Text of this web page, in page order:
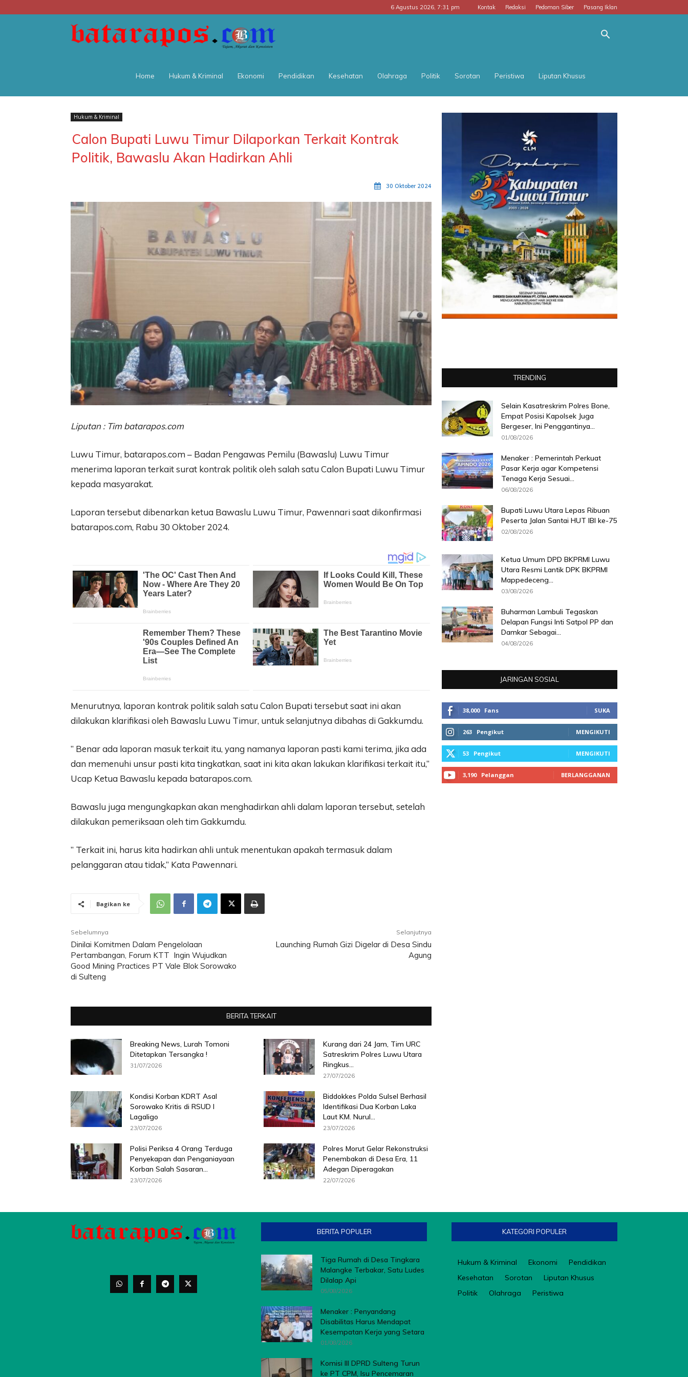
6 Agustus 2026, 7:31 pm Kontak Redaksi Pedoman Siber Pasang Iklan
POS
Home Hukum & Kriminal Ekonomi Pendidikan Kesehatan Olahraga Politik Sorotan Peristiwa Liputan Khusus
Hukum & Kriminal
Calon Bupati Luwu Timur Dilaporkan Terkait Kontrak
Politik, Bawaslu Akan Hadirkan Ahli
30 Oktober 2024
Liputan : Tim batarapos.com
Luwu Timur, batarapos.com – Badan Pengawas Pemilu (Bawaslu) Luwu Timur
menerima laporan terkait surat kontrak politik oleh salah satu Calon Bupati Luwu Timur
kepada masyarakat.
Laporan tersebut dibenarkan ketua Bawaslu Luwu Timur, Pawennari saat dikonfirmasi
batarapos.com, Rabu 30 Oktober 2024.
Menurutnya, laporan kontrak politik salah satu Calon Bupati tersebut saat ini akan
dilakukan klarifikasi oleh Bawaslu Luwu Timur, untuk selanjutnya dibahas di Gakkumdu.
” Benar ada laporan masuk terkait itu, yang namanya laporan pasti kami terima, jika ada
dan memenuhi unsur pasti kita tingkatkan, saat ini kita akan lakukan klarifikasi terkait itu,”
Ucap Ketua Bawaslu kepada batarapos.com.
Bawaslu juga mengungkapkan akan menghadirkan ahli dalam laporan tersebut, setelah
dilakukan pemeriksaan oleh tim Gakkumdu.
” Terkait ini, harus kita hadirkan ahli untuk menentukan apakah termasuk dalam
pelanggaran atau tidak,” Kata Pawennari.
Bagikan ke
Sebelumnya
Dinilai Komitmen Dalam Pengelolaan
Pertambangan, Forum KTT Ingin Wujudkan
Good Mining Practices PT Vale Blok Sorowako
di Sulteng
Selanjutnya
Launching Rumah Gizi Digelar di Desa Sindu
Agung
BERITA TERKAIT
Breaking News, Lurah Tomoni
Ditetapkan Tersangka !
31/07/2026
Kurang dari 24 Jam, Tim URC
Satreskrim Polres Luwu Utara
Ringkus...
27/07/2026
Kondisi Korban KDRT Asal
Sorowako Kritis di RSUD I
Lagaligo
23/07/2026
Biddokkes Polda Sulsel Berhasil
Identifikasi Dua Korban Laka
Laut KM. Nurul...
23/07/2026
Polisi Periksa 4 Orang Terduga
Penyekapan dan Penganiayaan
Korban Salah Sasaran...
23/07/2026
Polres Morut Gelar Rekonstruksi
Penembakan di Desa Era, 11
Adegan Diperagakan
22/07/2026
TRENDING
Selain Kasatreskrim Polres Bone,
Empat Posisi Kapolsek Juga
Bergeser, Ini Penggantinya...
01/08/2026
Menaker : Pemerintah Perkuat
Pasar Kerja agar Kompetensi
Tenaga Kerja Sesuai...
06/08/2026
Bupati Luwu Utara Lepas Ribuan
Peserta Jalan Santai HUT IBI ke-75
02/08/2026
Ketua Umum DPD BKPRMI Luwu
Utara Resmi Lantik DPK BKPRMI
Mappedeceng...
03/08/2026
Buharman Lambuli Tegaskan
Delapan Fungsi Inti Satpol PP dan
Damkar Sebagai...
04/08/2026
JARINGAN SOSIAL
38,000 Fans SUKA
263 Pengikut MENGIKUTI
53 Pengikut MENGIKUTI
3,190 Pelanggan BERLANGGANAN
BERITA POPULER
Tiga Rumah di Desa Tingkara
Malangke Terbakar, Satu Ludes
Dilalap Api
05/08/2026
Menaker : Penyandang
Disabilitas Harus Mendapat
Kesempatan Kerja yang Setara
01/08/2026
Komisi III DPRD Sulteng Turun
ke PT CPM, Isu Pencemaran
KATEGORI POPULER
Hukum & Kriminal Ekonomi
Pendidikan
Kesehatan
Sorotan
Liputan Khusus
Politik
Olahraga Peristiwa